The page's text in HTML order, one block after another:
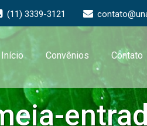
(11) 3339-3121
Início Convênios Contato